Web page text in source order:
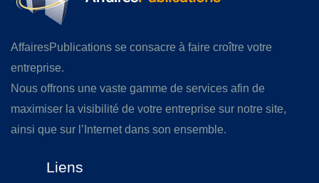
AffairesPublications se consacre à faire croître votre
entreprise.
Nous offrons une vaste gamme de services afin de
maximiser la visibilité de votre entreprise sur notre site,
ainsi que sur l’Internet dans son ensemble.
Liens